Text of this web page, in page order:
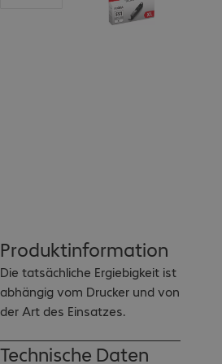
Produktinformation
Die tatsächliche Ergiebigkeit ist
abhängig vom Drucker und von
der Art des Einsatzes.
Technische Daten